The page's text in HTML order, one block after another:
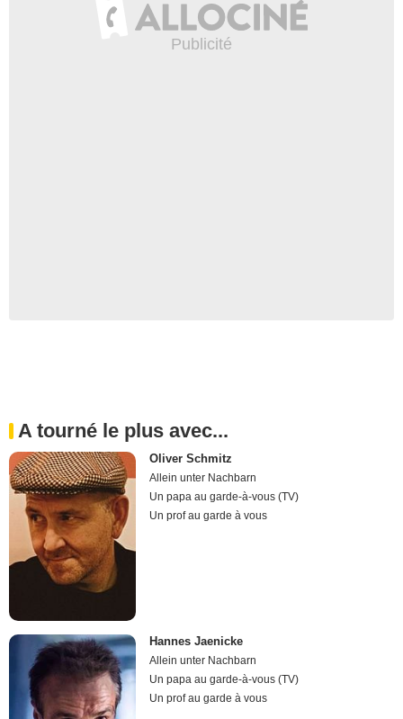
A tourné le plus avec...
Oliver Schmitz
Allein unter Nachbarn
Un papa au garde-à-vous (TV)
Un prof au garde à vous
Hannes Jaenicke
Allein unter Nachbarn
Un papa au garde-à-vous (TV)
Un prof au garde à vous